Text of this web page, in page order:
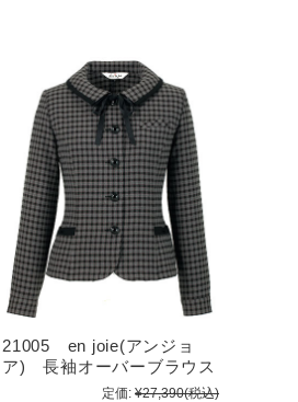
21005 en joie(アンジョ
ア) 長袖オーバーブラウス
定価: ¥27,390(税込)